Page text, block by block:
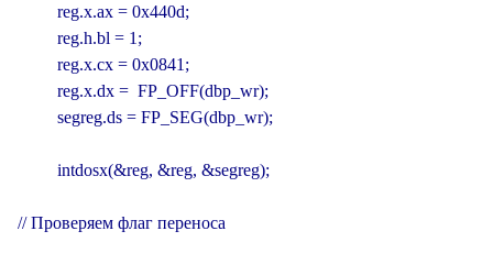
         reg.x.ax = 0x440d;
         reg.h.bl = 1;
         reg.x.cx = 0x0841;
         reg.x.dx =  FP_OFF(dbp_wr);
         segreg.ds = FP_SEG(dbp_wr);
         intdosx(&reg, &reg, &segreg);
// Проверяем флаг переноса